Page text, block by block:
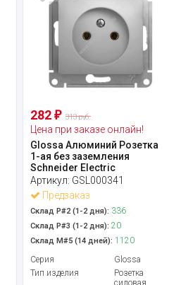
282₽ 313 руб.
Цена при заказе онлайн!
Glossa Алюминий Розетка
1-ая без заземления
Schneider Electric
Артикул: GSL000341
Предзаказ
Склад Р#2 (1-2 дня): 336
Склад Р#3 (1-2 дня): 20
Склад М#5 (14 дней): 1120
Серия
Glossa
Тип изделия
Розетка
силовая